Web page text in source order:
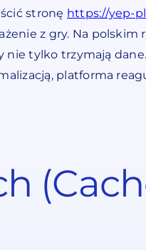
stronę https://yep-
z gry. Na polskim
nie tylko trzymają
platforma